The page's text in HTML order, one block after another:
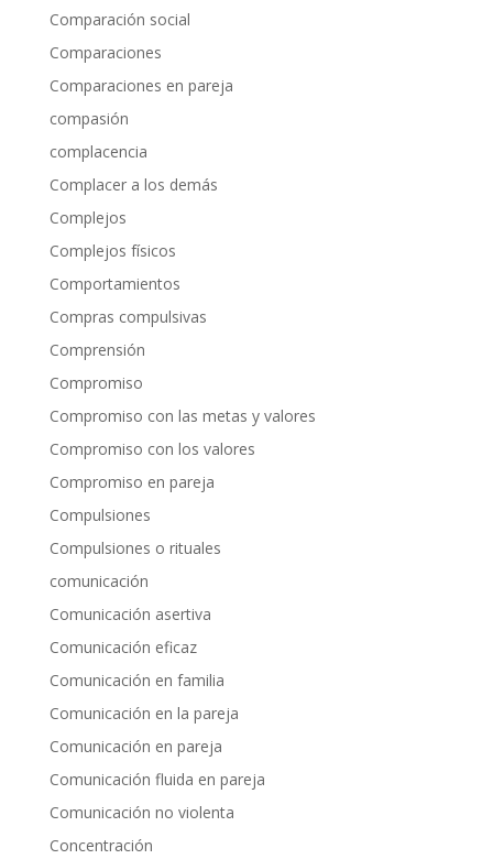
Comparación social
Comparaciones
Comparaciones en pareja
compasión
complacencia
Complacer a los demás
Complejos
Complejos físicos
Comportamientos
Compras compulsivas
Comprensión
Compromiso
Compromiso con las metas y valores
Compromiso con los valores
Compromiso en pareja
Compulsiones
Compulsiones o rituales
comunicación
Comunicación asertiva
Comunicación eficaz
Comunicación en familia
Comunicación en la pareja
Comunicación en pareja
Comunicación fluida en pareja
Comunicación no violenta
Concentración